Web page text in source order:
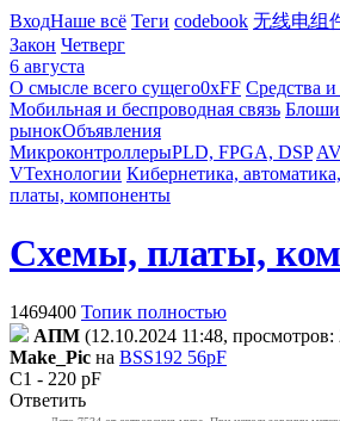
ВходНаше всё Теги codebook 无线电组
Закон Четверг
6 августа
О смысле всего сущего0xFF Средства
Мобильная и беспроводная связь
рынокОбъявления
МикроконтроллерыPLD, FPGA, DSP
VТехнологии Кибернетика,
платы, компоненты
Схемы, платы,
1469400 Топик полностью
AПM (12.10.2024 11:48, просмотров:
Make_Pic на BSS192 56pF
C1 - 220 pF
Ответить